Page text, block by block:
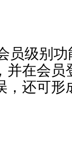
员级别
并在会
，还可